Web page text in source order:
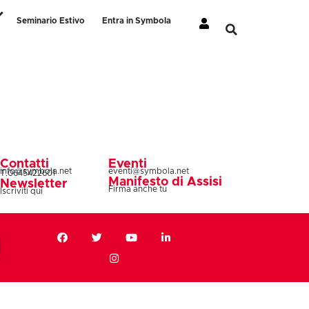
Seminario Estivo
Entra in Symbola
Contatti
info@symbola.net
T.0645422601
Newsletter
Iscriviti qui
Eventi
eventi@symbola.net
Manifesto di Assisi
Firma anche tu